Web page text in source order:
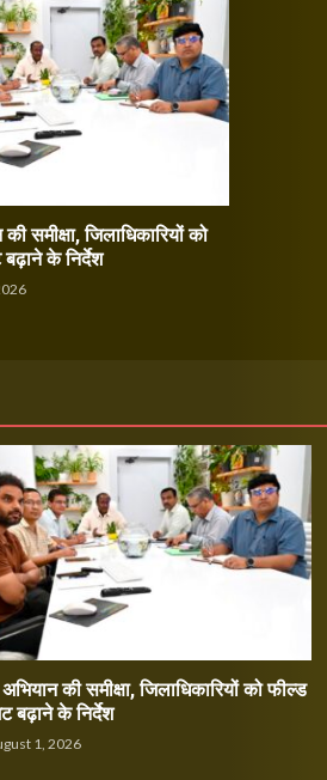
समीक्षा, जिलाधिकारियों को
के निर्देश
की समीक्षा, जिलाधिकारियों को फील्ड
बढ़ाने के निर्देश
1, 2026